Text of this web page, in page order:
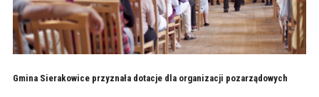
Gmina Sierakowice przyznała dotacje dla organizacji pozarządowych